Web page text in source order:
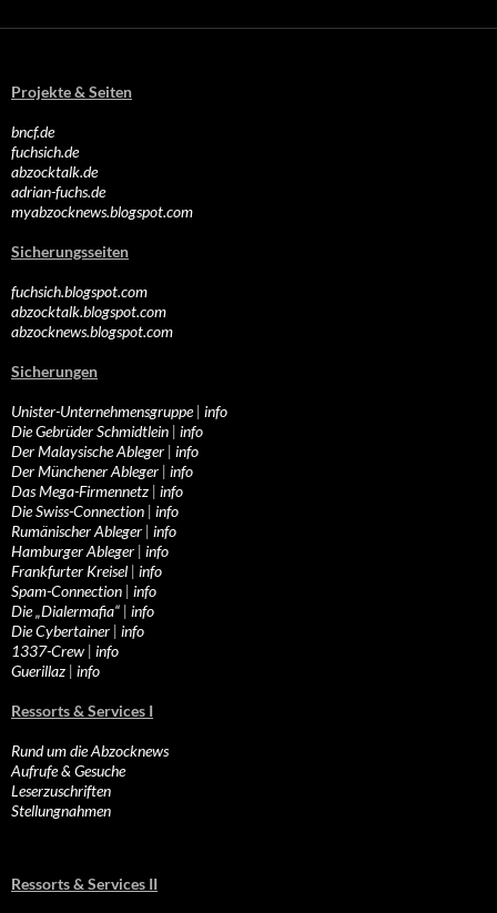
Projekte & Seiten
bncf.de
fuchsich.de
abzocktalk.de
adrian-fuchs.de
myabzocknews.blogspot.com
Sicherungsseiten
fuchsich.blogspot.com
abzocktalk.blogspot.com
abzocknews.blogspot.com
Sicherungen
Unister-Unternehmensgruppe| info
Die Gebrüder Schmidtlein | info
Der Malaysische Ableger | info
Der Münchener Ableger | info
Das Mega-Firmennetz | info
Die Swiss-Connection | info
Rumänischer Ableger | info
Hamburger Ableger | info
Frankfurter Kreisel | info
Spam-Connection | info
Die „Dialermafia“ | info
Die Cybertainer | info
1337-Crew | info
Guerillaz | info
Ressorts & Services I
Rund um die Abzocknews
Aufrufe & Gesuche
Leserzuschriften
Stellungnahmen
Ressorts & Services II